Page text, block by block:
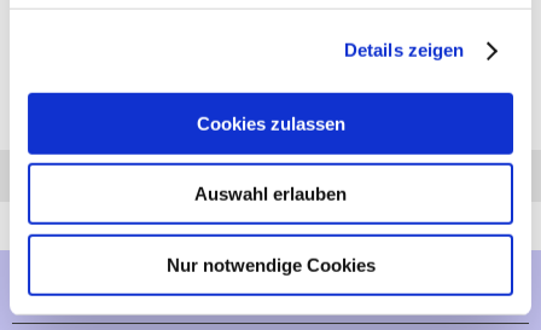
Details zeigen
Cookies zulassen
Auswahl erlauben
Nur notwendige Cookies
Anhängelast: 3500 kg
Diesen Artikel haben wir am 14.12.2023 in unseren Katalog aufgenommen.
Mehr über...